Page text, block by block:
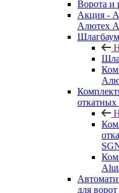
Ворота и
Акция -
Алютех
для